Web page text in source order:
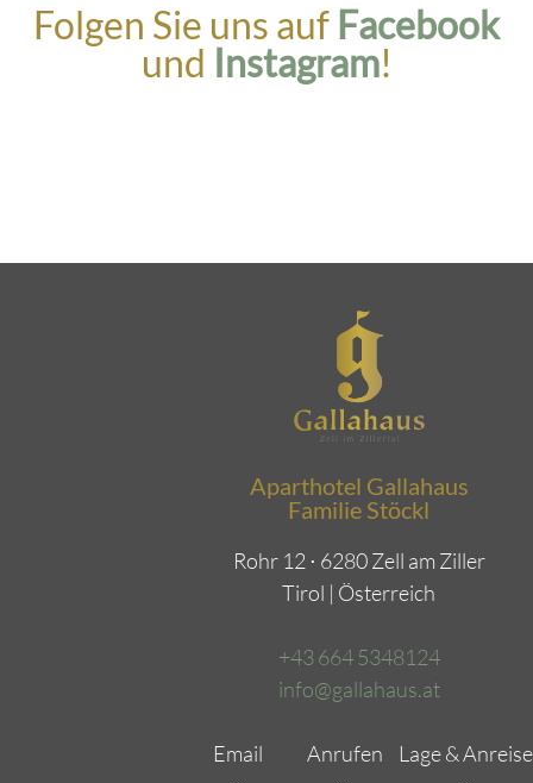
Folgen Sie uns auf Facebook
und Instagram!
Aparthotel Gallahaus
Familie Stöckl
Rohr 12 ⋅ 6280 Zell am Ziller
Tirol | Österreich
+43 664 5348124
info@gallahaus.at
Email Anrufen Lage & Anreise